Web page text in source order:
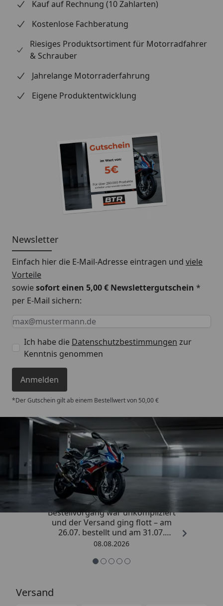
Kauf auf Rechnung (10 Zahlarten)
Kostenlose Fachberatung
Riesiges Produktsortiment für Motorradfahrer
& Schrauber
Jahrelange Motorraderfahrung
Eigene Produktentwicklung
Newsletter
Einfach hier die E-Mail-Adresse eintragen und viele
Vorteile
sowiesofort einen 5,00 € Newslettergutschein *
per E-Mail sichern:
Keine Eingabe erforderlich
Eingabe erforderlich
E-Mail *
Ich habe die Datenschutzbestimmungen zur
Kenntnis genommen
Anmelden
*Der Gutschein gilt ab einem Bestellwert von 50,00 €
Trusted Shops
4,85/ 5
„Sehr zufriedener Kauf! Der
Bestellvorgang war unkompliziert
und der Versand ging flott – am
26.07. bestellt und am 31.07.
geliefert. Die Abdeckplane
Beschreibung und schützt
08.08.2026
Versand